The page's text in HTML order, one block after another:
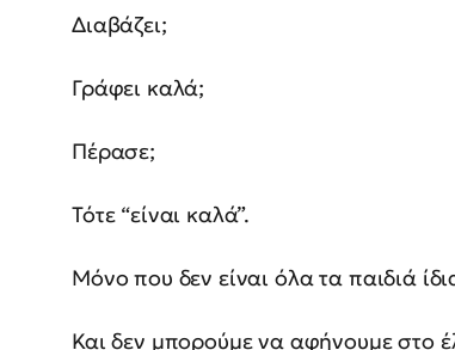
Διαβάζει;
Γράφει καλά;
Πέρασε;
Τότε “είναι καλά”.
Μόνο που δεν είναι όλα τα παιδιά
Και δεν μπορούμε να αφήνουμε στο